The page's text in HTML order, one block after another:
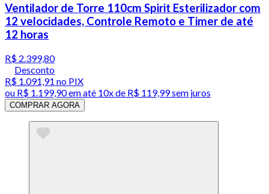
Ventilador de Torre 110cm Spirit Esterilizador com
12 velocidades, Controle Remoto e Timer de até
12 horas
R$ 2.399,80
Desconto
R$ 1.091,91 no PIX
ou R$ 1.199,90em até 10x de R$ 119,99 sem juros
COMPRAR AGORA